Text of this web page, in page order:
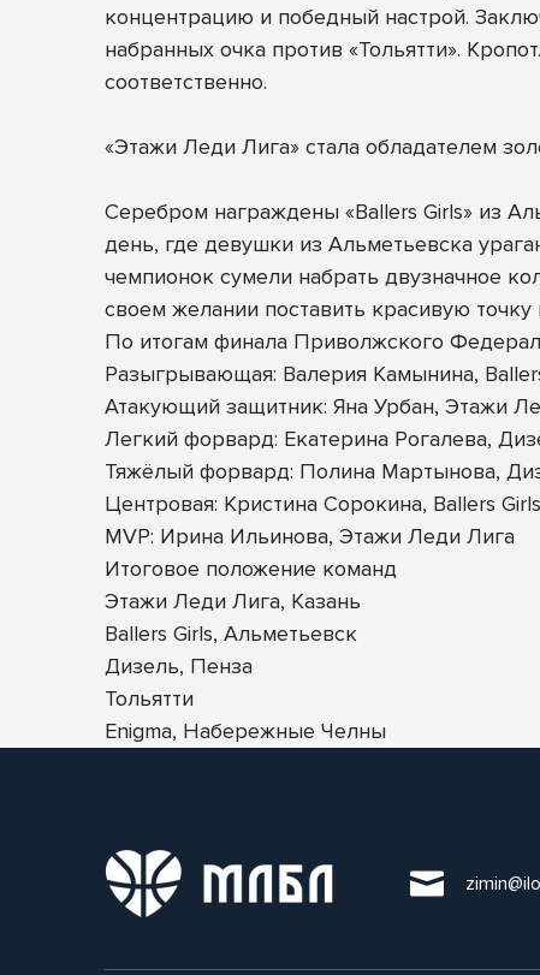
концентрацию и победный настрой.
набранных очка против «Тольятти».
соответственно.
«Этажи Леди Лига» стала обладателем
Серебром награждены «Ballers Girls» из
день, где девушки из Альметьевска
чемпионок сумели набрать двузначное
своем желании поставить красивую
По итогам финала Приволжского
Разыгрывающая: Валерия Камынина,
Атакующий защитник: Яна Урбан, Этажи
Легкий форвард: Екатерина Рогалева,
Тяжёлый форвард: Полина Мартынова,
Центровая: Кристина Сорокина, Ballers Girls
MVP: Ирина Ильинова, Этажи Леди Лига
Итоговое положение команд
Этажи Леди Лига, Казань
Ballers Girls, Альметьевск
Дизель, Пенза
Тольятти
Enigma, Набережные Челны